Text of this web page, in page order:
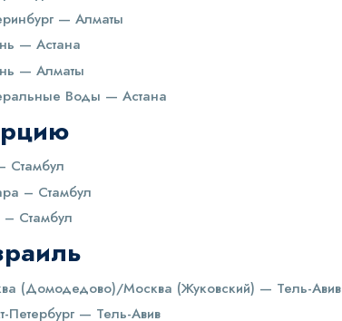
— Алматы
— Астана
— Алматы
Воды — Астана
Стамбул
– Стамбул
– Стамбул
(Домодедово)/Москва (Жуковский) — Тель-Авив
Петербург — Тель-Авив